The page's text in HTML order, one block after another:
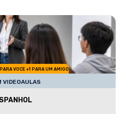
VOCE +1 PARA UM AMIGO
VIDEOAULAS